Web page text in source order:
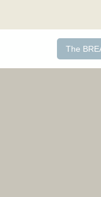
The